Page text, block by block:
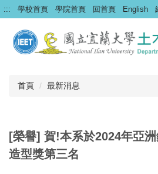
跳
到
要
::: 學校首頁 學院首頁 回首頁 English
首頁 最新消息
[榮譽] 賀!本系於2024年亞
造型獎第三名